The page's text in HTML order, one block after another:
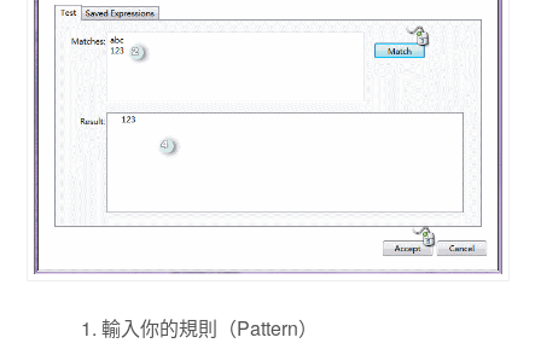
輸入你的規則（Pattern）